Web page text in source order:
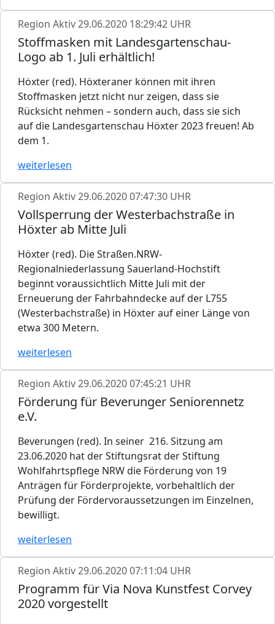
Region Aktiv29.06.2020 18:29:42 UHR
Stoffmasken mit Landesgartenschau-
Logo ab 1. Juli erhältlich!
Höxter (red). Höxteraner können mit ihren
Stoffmasken jetzt nicht nur zeigen, dass sie
Rücksicht nehmen – sondern auch, dass sie sich
auf die Landesgartenschau Höxter 2023 freuen! Ab
dem 1.
weiterlesen
Region Aktiv29.06.2020 07:47:30 UHR
Vollsperrung der Westerbachstraße in
Höxter ab Mitte Juli
Höxter (red). Die Straßen.NRW-
Regionalniederlassung Sauerland-Hochstift
beginnt voraussichtlich Mitte Juli mit der
Erneuerung der Fahrbahndecke auf der L755
(Westerbachstraße) in Höxter auf einer Länge von
etwa 300 Metern.
weiterlesen
Region Aktiv29.06.2020 07:45:21 UHR
Förderung für Beverunger Seniorennetz
e.V.
Beverungen (red). In seiner 216. Sitzung am
23.06.2020 hat der Stiftungsrat der Stiftung
Wohlfahrtspflege NRW die Förderung von 19
Anträgen für Förderprojekte, vorbehaltlich der
Prüfung der Fördervoraussetzungen im Einzelnen,
bewilligt.
weiterlesen
Region Aktiv29.06.2020 07:11:04 UHR
Programm für Via Nova Kunstfest Corvey
2020 vorgestellt